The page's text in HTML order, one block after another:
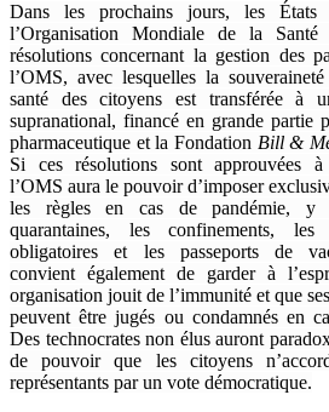
Dans les prochains jours, les États
l’Organisation Mondiale de la Santé
résolutions concernant la gestion des
l’OMS, avec lesquelles la
santé des citoyens est transférée à
supranational, financé en grande partie
pharmaceutique et la Fondation Bill &
Si ces résolutions sont approuvées
l’OMS aura le pouvoir d’imposer
les règles en cas de pandémie, y
quarantaines, les confinements, les
obligatoires et les passeports de
convient également de garder à
organisation jouit de l’immunité et que
peuvent être jugés ou condamnés en
Des technocrates non élus auront
de pouvoir que les citoyens
représentants par un vote démocratique.